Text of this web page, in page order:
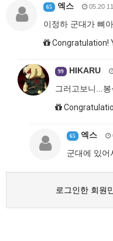
65 엑스 05.20
이정하 군대가 뼈
Congratulation!
99 HIKARU
그러고보니...
65 엑스
군대에 있어
로그인한 회원